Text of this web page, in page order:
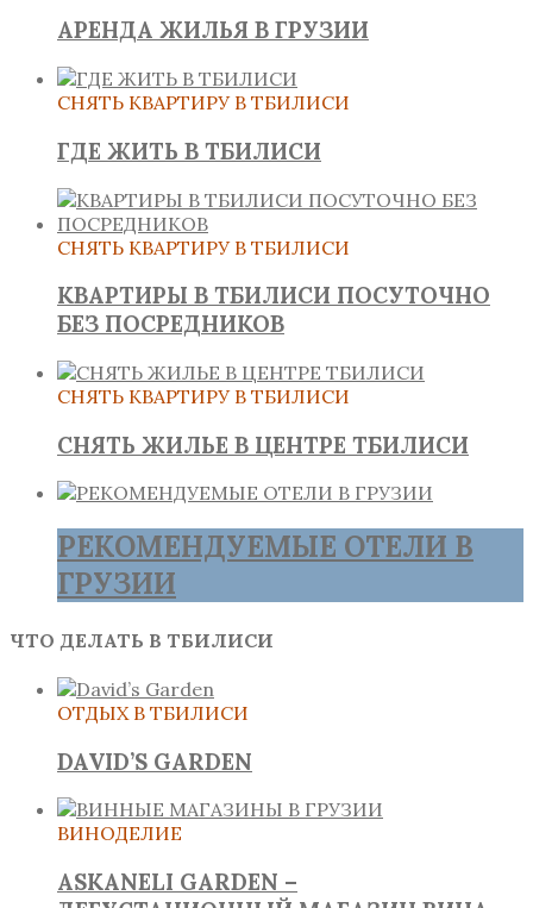
АРЕНДА ЖИЛЬЯ В ГРУЗИИ
СНЯТЬ КВАРТИРУ В ТБИЛИСИ
ГДЕ ЖИТЬ В ТБИЛИСИ
СНЯТЬ КВАРТИРУ В ТБИЛИСИ
КВАРТИРЫ В ТБИЛИСИ ПОСУТОЧНО
БЕЗ ПОСРЕДНИКОВ
СНЯТЬ КВАРТИРУ В ТБИЛИСИ
СНЯТЬ ЖИЛЬЕ В ЦЕНТРЕ ТБИЛИСИ
РЕКОМЕНДУЕМЫЕ ОТЕЛИ В
ГРУЗИИ
ЧТО ДЕЛАТЬ В ТБИЛИСИ
ОТДЫХ В ТБИЛИСИ
DAVID’S GARDEN
ВИНОДЕЛИЕ
ASKANELI GARDEN –